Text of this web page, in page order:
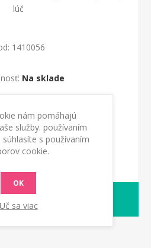
lúč
1410056
Na sklade
lehota:
nám pomáhajú
služby. používaním
súhlasíte s používaním
cookie.
OK
Uč sa viac